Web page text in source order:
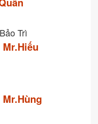
Trì
Mr.Hiếu
Mr.Hùng